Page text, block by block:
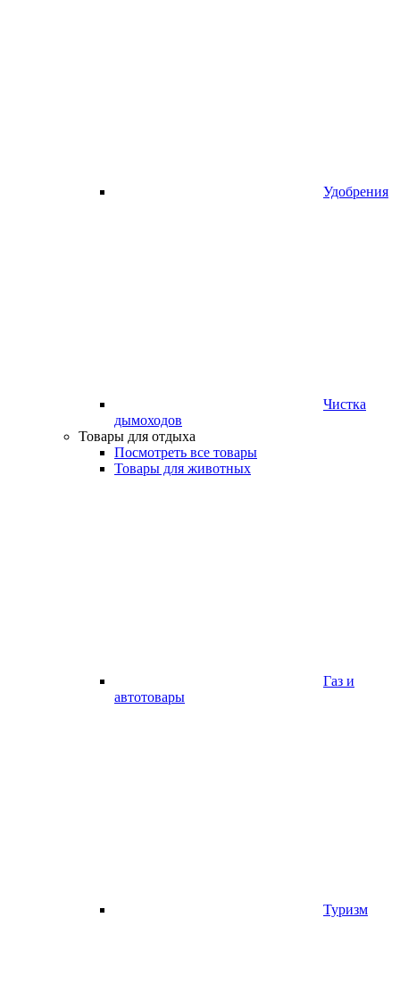
Удобрения
Чистка
дымоходов
Товары для отдыха
Посмотреть все товары
Товары для животных
Газ и
автотовары
Туризм